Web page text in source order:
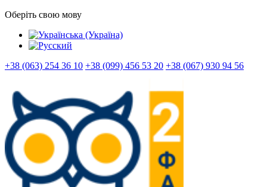
Оберіть свою мову
+38 (063) 254 36 10 +38 (099) 456 53 20 +38 (067) 930 94 56